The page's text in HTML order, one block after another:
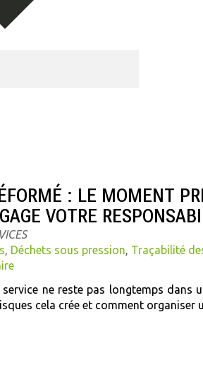
: LE MOMENT
VOTRE
Déchets sous pression Traçabilité
ne reste pas longtemps dans
cela crée et comment organiser